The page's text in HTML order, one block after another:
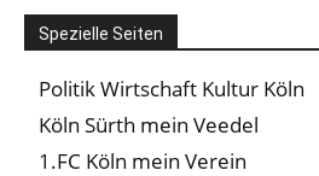
Spezielle Seiten
Politik Wirtschaft Kultur Köln
Köln Sürth mein Veedel
1.FC Köln mein Verein